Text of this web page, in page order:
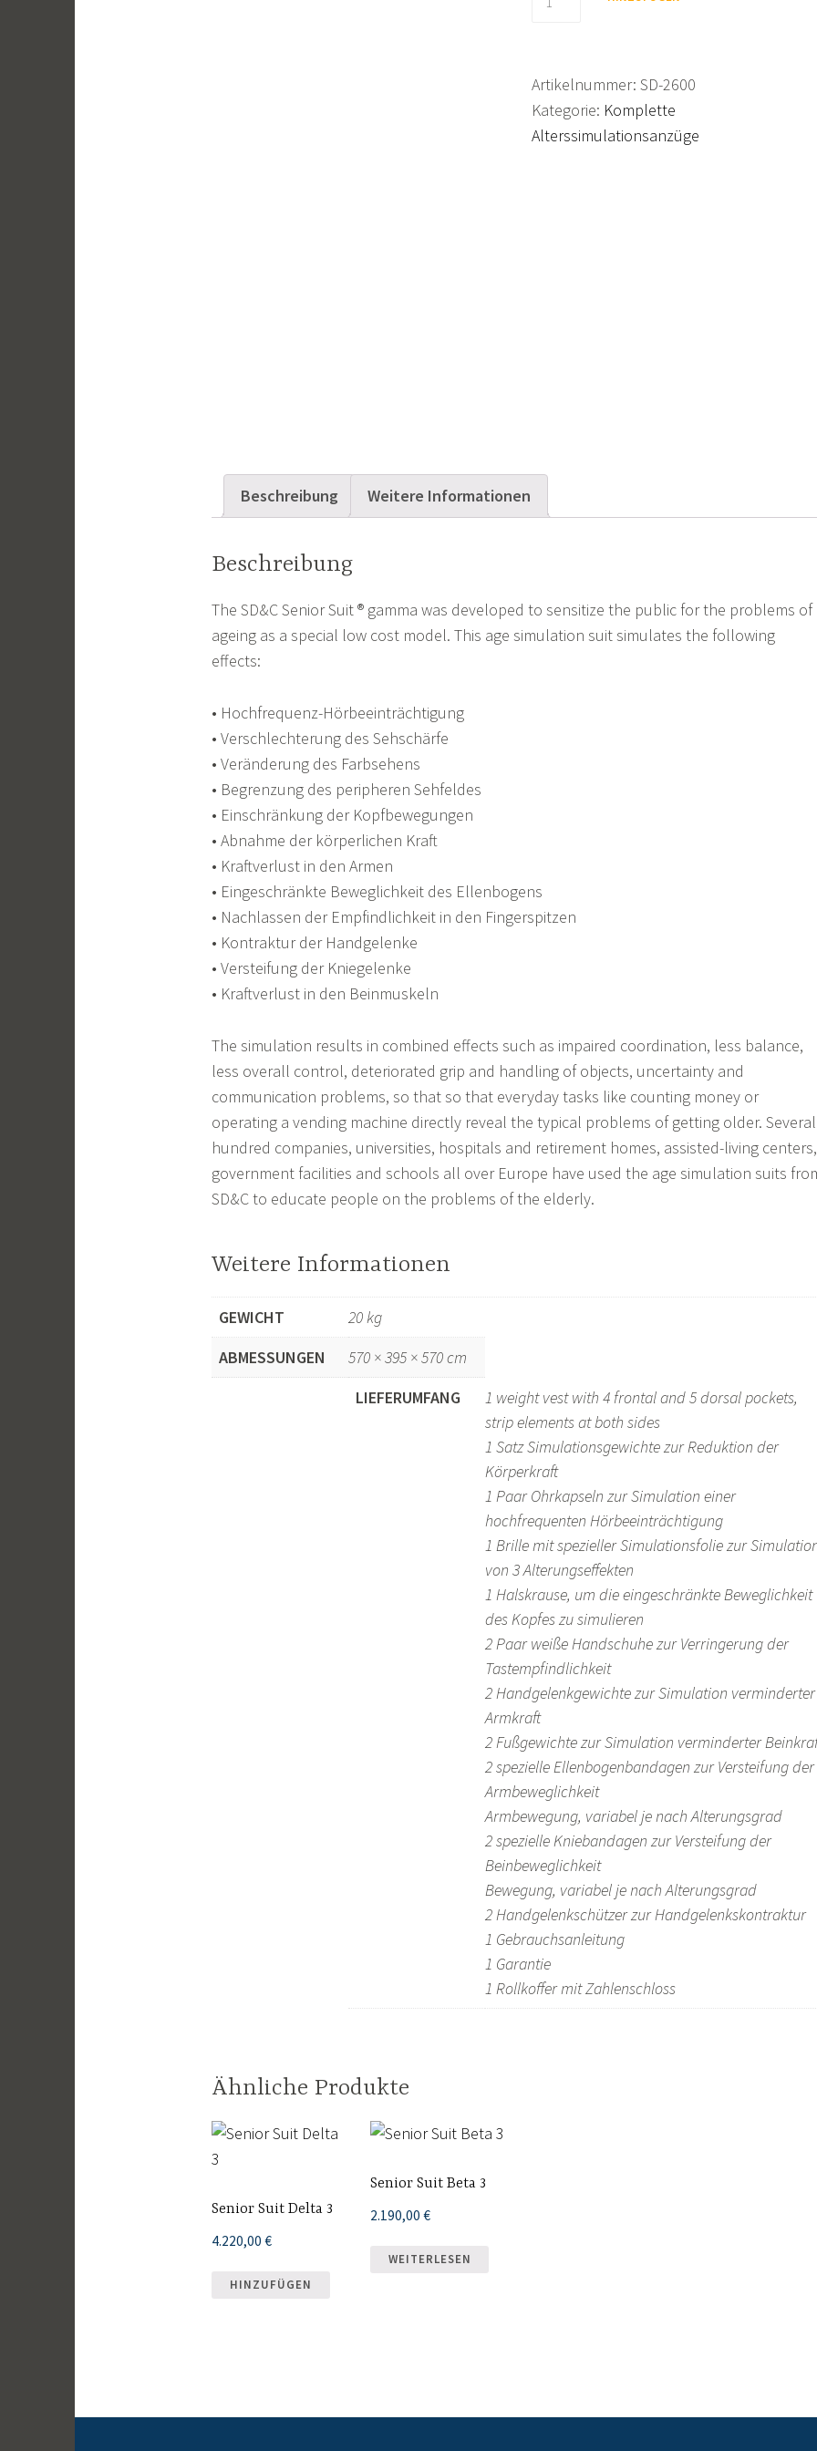
Artikelnummer: SD-2600
Kategorie: Komplette
Alterssimulationsanzüge
Beschreibung Weitere Informationen
Beschreibung
The SD&C Senior Suit ® gamma was developed to sensitize the public for the problems of
ageing as a special low cost model. This age simulation suit simulates the following
effects:
• Hochfrequenz-Hörbeeinträchtigung
• Verschlechterung des Sehschärfe
• Veränderung des Farbsehens
• Begrenzung des peripheren Sehfeldes
• Einschränkung der Kopfbewegungen
• Abnahme der körperlichen Kraft
• Kraftverlust in den Armen
• Eingeschränkte Beweglichkeit des Ellenbogens
• Nachlassen der Empfindlichkeit in den Fingerspitzen
• Kontraktur der Handgelenke
• Versteifung der Kniegelenke
• Kraftverlust in den Beinmuskeln
The simulation results in combined effects such as impaired coordination, less balance,
less overall control, deteriorated grip and handling of objects, uncertainty and
communication problems, so that so that everyday tasks like counting money or
operating a vending machine directly reveal the typical problems of getting older. Several
hundred companies, universities, hospitals and retirement homes, assisted-living centers,
government facilities and schools all over Europe have used the age simulation suits
SD&C to educate people on the problems of the elderly.
Weitere Informationen
GEWICHT
20 kg
ABMESSUNGEN
570 × 395 × 570 cm
LIEFERUMFANG
1 weight vest with 4 frontal and 5 dorsal pockets,
strip elements at both sides
1 Satz Simulationsgewichte zur Reduktion der
Körperkraft
1 Paar Ohrkapseln zur Simulation einer
hochfrequenten Hörbeeinträchtigung
1 Brille mit spezieller Simulationsfolie zur
von 3 Alterungseffekten
1 Halskrause, um die eingeschränkte Beweglichkeit
des Kopfes zu simulieren
2 Paar weiße Handschuhe zur Verringerung der
Tastempfindlichkeit
2 Handgelenkgewichte zur Simulation verminderter
Armkraft
2 Fußgewichte zur Simulation verminderter
2 spezielle Ellenbogenbandagen zur Versteifung der
Armbeweglichkeit
Armbewegung, variabel je nach Alterungsgrad
2 spezielle Kniebandagen zur Versteifung der
Beinbeweglichkeit
Bewegung, variabel je nach Alterungsgrad
2 Handgelenkschützer zur Handgelenkskontraktur
1 Gebrauchsanleitung
1 Garantie
1 Rollkoffer mit Zahlenschloss
Ähnliche Produkte
Senior Suit Delta 3
4.220,00 €
HINZUFÜGEN
Senior Suit Beta 3
2.190,00€
WEITERLESEN